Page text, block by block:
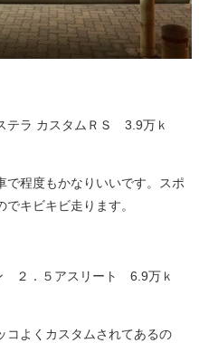
テラ カスタムＲＳ 3.9万ｋ
で程度もかなりいいです。スポ
キビキビ走ります。
２．５アスリート 6.9万ｋ
コよくカスタムされてあるの